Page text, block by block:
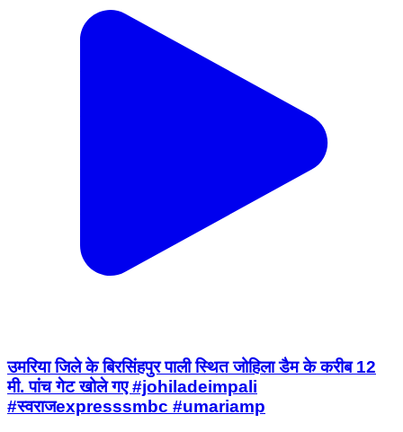
उमरिया जिले के बिरसिंहपुर पाली स्थित जोहिला डैम के करीब 12
मी. पांच गेट खोले गए #johiladeimpali
#स्वराजexpresssmbc #umariamp